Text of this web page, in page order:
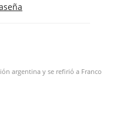
argentina y se refirió a Franco